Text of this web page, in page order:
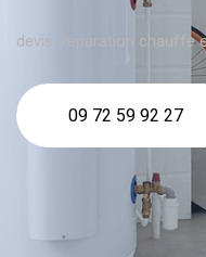
devis Réparation chauffe
09 72 59 92 27